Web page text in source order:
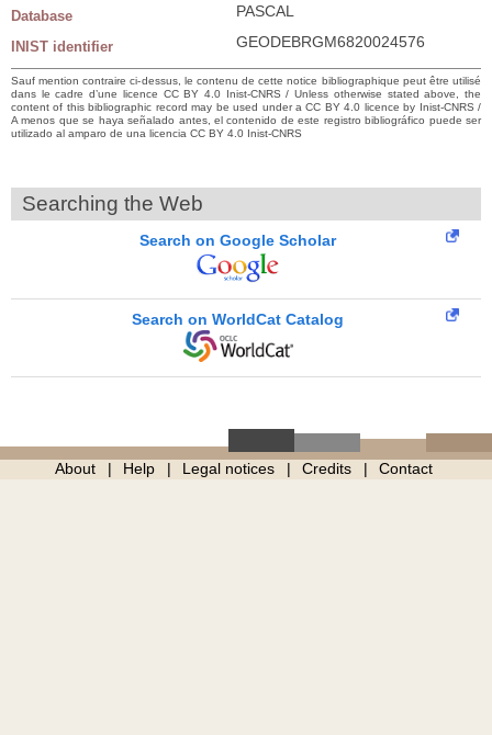
Database PASCAL
INIST identifier GEODEBRGM6820024576
Sauf mention contraire ci-dessus, le contenu de cette notice bibliographique peut être utilisé
dans le cadre d’une licence CC BY 4.0 Inist-CNRS / Unless otherwise stated above, the
content of this bibliographic record may be used under a CC BY 4.0 licence by Inist-CNRS /
A menos que se haya señalado antes, el contenido de este registro bibliográfico puede ser
utilizado al amparo de una licencia CC BY 4.0 Inist-CNRS
Searching the Web
Search on Google Scholar
Search on WorldCat Catalog
About Help Legal notices Credits Contact